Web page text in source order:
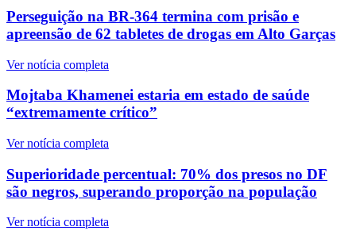
Perseguição na BR-364 termina com prisão e
apreensão de 62 tabletes de drogas em Alto Garças
Ver notícia completa
Mojtaba Khamenei estaria em estado de saúde
“extremamente crítico”
Ver notícia completa
Superioridade percentual: 70% dos presos no DF
são negros, superando proporção na população
Ver notícia completa